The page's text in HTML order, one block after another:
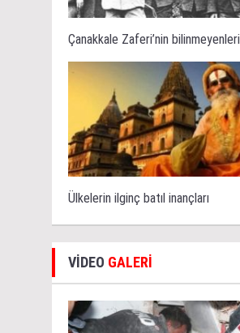
Çanakkale Zaferi’nin bilinmeyenleri
Ülkelerin ilginç batıl inançları
VİDEO GALERİ